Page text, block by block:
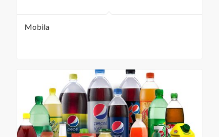
Mobila